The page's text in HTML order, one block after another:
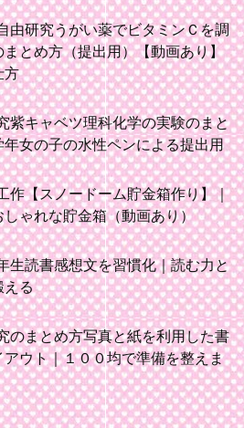
由研究うがい薬でビタミンＣを調
まとめ方（提出用）【動画あり】
方
紫キャベツ理科化学の実験のまと
年女の子の水性ペンによる提出用
作【スノードーム貯金箱作り】｜
しゃれな貯金箱（動画あり）
生読書感想文を習慣化｜読む力と
える
のまとめ方写真と紙を利用した書
アウト｜１００均で準備を整えま